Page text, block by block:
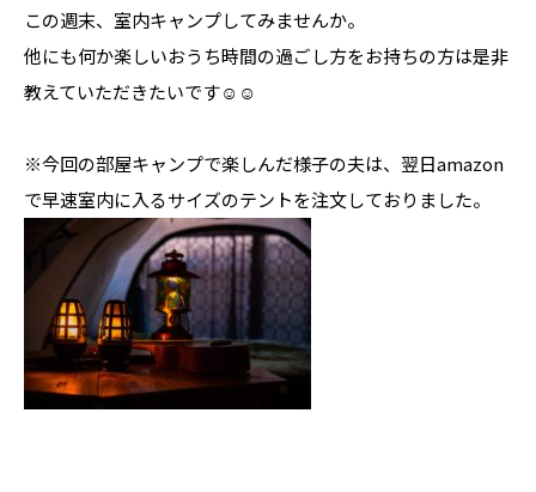
この週末、室内キャンプしてみませんか。
他にも何か楽しいおうち時間の過ごし方をお持ちの方は是非
教えていただきたいです☺☺
※今回の部屋キャンプで楽しんだ様子の夫は、翌日amazon
で早速室内に入るサイズのテントを注文しておりました。